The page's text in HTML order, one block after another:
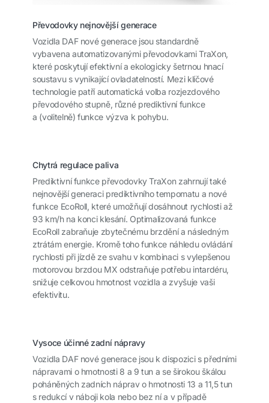
Převodovky nejnovější generace
Vozidla DAF nové generace jsou standardně
vybavena automatizovanými převodovkami TraXon,
které poskytují efektivní a ekologicky šetrnou hnací
soustavu s vynikající ovladatelností. Mezi klíčové
technologie patří automatická volba rozjezdového
převodového stupně, různé prediktivní funkce
a (volitelně) funkce výzva k pohybu.
Chytrá regulace paliva
Prediktivní funkce převodovky TraXon zahrnují také
nejnovější generaci prediktivního tempomatu a nové
funkce EcoRoll, které umožňují dosáhnout rychlosti až
93 km/h na konci klesání. Optimalizovaná funkce
EcoRoll zabraňuje zbytečnému brzdění a následným
ztrátám energie. Kromě toho funkce náhledu ovládání
rychlosti při jízdě ze svahu v kombinaci s vylepšenou
motorovou brzdou MX odstraňuje potřebu intardéru,
snižuje celkovou hmotnost vozidla a zvyšuje vaši
efektivitu.
Vysoce účinné zadní nápravy
Vozidla DAF nové generace jsou k dispozici s předními
nápravami o hmotnosti 8 a 9 tun a se širokou škálou
poháněných zadních náprav o hmotnosti 13 a 11,5 tun
s redukcí v náboji kola nebo bez ní a v případě